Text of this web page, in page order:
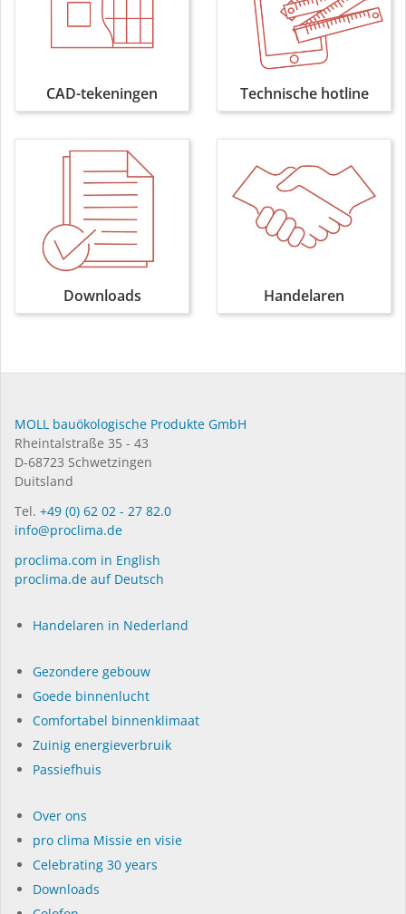
CAD-tekeningen Technische hotline
Downloads Handelaren
MOLL bauökologische Produkte GmbH
Rheintalstraße 35 - 43
D-68723 Schwetzingen
Duitsland
Tel. +49 (0) 62 02 - 27 82.0
info@proclima.de
proclima.com in English
proclima.de auf Deutsch
Handelaren in Nederland
Gezondere gebouw
Goede binnenlucht
Comfortabel binnenklimaat
Zuinig energieverbruik
Passiefhuis
Over ons
pro clima Missie en visie
Celebrating 30 years
Dow­n­loads